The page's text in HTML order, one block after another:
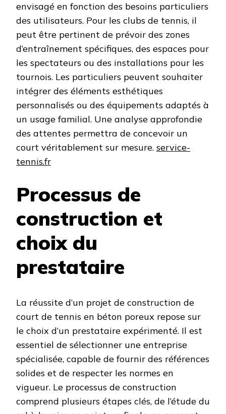
envisagé en fonction des besoins particuliers
des utilisateurs. Pour les clubs de tennis, il
peut être pertinent de prévoir des zones
d’entraînement spécifiques, des espaces pour
les spectateurs ou des installations pour les
tournois. Les particuliers peuvent souhaiter
intégrer des éléments esthétiques
personnalisés ou des équipements adaptés à
un usage familial. Une analyse approfondie
des attentes permettra de concevoir un
court véritablement sur mesure. ​ service-
tennis.fr
Processus de
construction et
choix du
prestataire
La réussite d’un projet de construction de
court de tennis en béton poreux repose sur
le choix d’un prestataire expérimenté. Il est
essentiel de sélectionner une entreprise
spécialisée, capable de fournir des références
solides et de respecter les normes en
vigueur. Le processus de construction
comprend plusieurs étapes clés, de l’étude du